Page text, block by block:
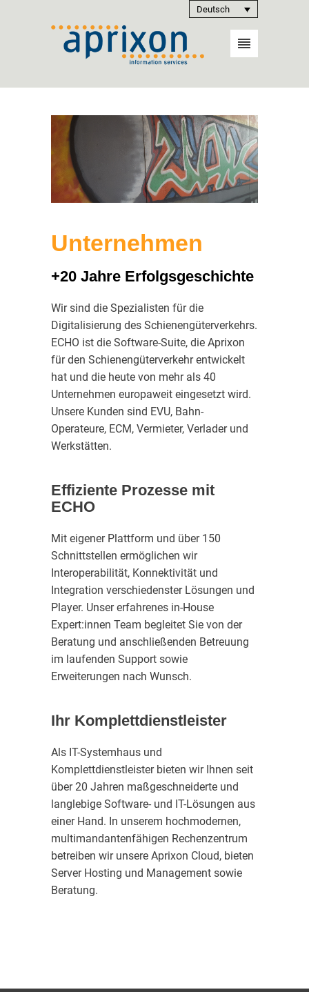
Deutsch
Unternehmen
+20 Jahre Erfolgsgeschichte
Wir sind die Spezialisten für die
Digitalisierung des Schienengüterverkehrs.
ECHO ist die Software-Suite, die Aprixon
für den Schienengüterverkehr entwickelt
hat und die heute von mehr als 40
Unternehmen europaweit eingesetzt wird.
Unsere Kunden sind EVU, Bahn-
Operateure, ECM, Vermieter, Verlader und
Werkstätten.
Effiziente Prozesse mit
ECHO
Mit eigener Plattform und über 150
Schnittstellen ermöglichen wir
Interoperabilität, Konnektivität und
Integration verschiedenster Lösungen und
Player. Unser erfahrenes in-House
Expert:innen Team begleitet Sie von der
Beratung und anschließenden Betreuung
im laufenden Support sowie
Erweiterungen nach Wunsch.
Ihr Komplettdienstleister
Als IT-Systemhaus und
Komplettdienstleister bieten wir Ihnen seit
über 20 Jahren maßgeschneiderte und
langlebige Software- und IT-Lösungen aus
einer Hand. In unserem hochmodernen,
multimandantenfähigen Rechenzentrum
betreiben wir unsere Aprixon Cloud, bieten
Server Hosting und Management sowie
Beratung.